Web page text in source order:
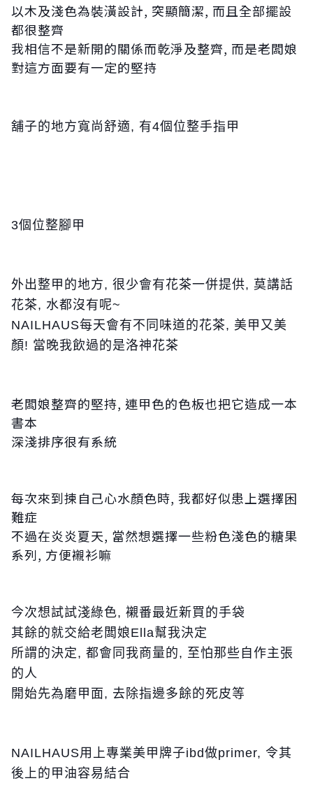
以木及淺色為裝潢設計, 突顯簡潔, 而且全部擺設
都很整齊
我相信不是新開的關係而乾淨及整齊, 而是老闆娘
對這方面要有一定的堅持
舖子的地方寬尚舒適, 有4個位整手指甲
3個位整腳甲
外出整甲的地方, 很少會有花茶一併提供, 莫講話
花茶, 水都沒有呢~
NAILHAUS每天會有不同味道的花茶, 美甲又美
顏! 當晚我飲過的是洛神花茶
老闆娘整齊的堅持, 連甲色的色板也把它造成一本
書本
深淺排序很有系統
每次來到揀自己心水顏色時, 我都好似患上選擇困
難症
不過在炎炎夏天, 當然想選擇一些粉色淺色的糖果
系列, 方便襯衫嘛
今次想試試淺綠色, 襯番最近新買的手袋
其餘的就交給老闆娘Ella幫我決定
所謂的決定, 都會同我商量的, 至怕那些自作主張
的人
開始先為磨甲面, 去除指邊多餘的死皮等
NAILHAUS用上專業美甲牌子ibd做primer, 令其
後上的甲油容易結合